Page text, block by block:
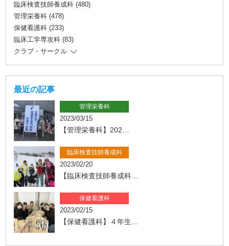
臨床検査技師養成科 (480)
管理栄養科 (478)
保健看護科 (233)
臨床工学専攻科 (83)
クラブ・サークル
最近の記事
管理栄養科
2023/03/15
【管理栄養科】202…
臨床検査技師養成科
2023/02/20
【臨床検査技師養成科…
保健看護科
2023/02/15
【保健看護科】４年生…